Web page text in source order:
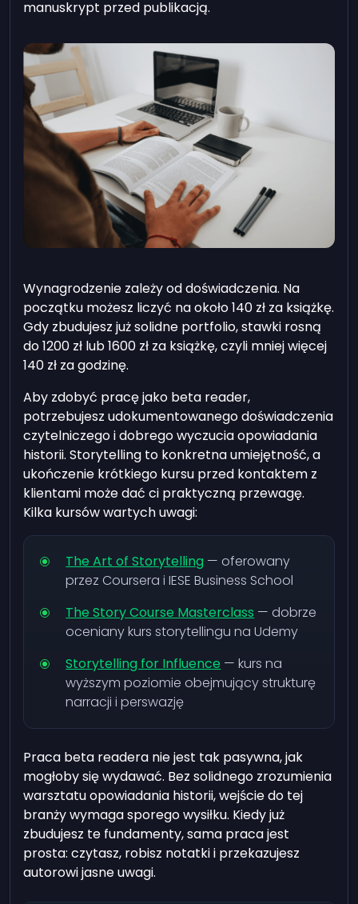
manuskrypt przed publikacją.
Wynagrodzenie zależy od doświadczenia. Na
początku możesz liczyć na około 140 zł za książkę.
Gdy zbudujesz już solidne portfolio, stawki rosną
do 1200 zł lub 1600 zł za książkę, czyli mniej więcej
140 zł za godzinę.
Aby zdobyć pracę jako beta reader,
potrzebujesz udokumentowanego doświadczenia
czytelniczego i dobrego wyczucia opowiadania
historii. Storytelling to konkretna umiejętność, a
ukończenie krótkiego kursu przed kontaktem z
klientami może dać ci praktyczną przewagę.
Kilka kursów wartych uwagi:
The Art of Storytelling — oferowany
przez Coursera i IESE Business School
The Story Course Masterclass — dobrze
oceniany kurs storytellingu na Udemy
Storytelling for Influence — kurs na
wyższym poziomie obejmujący strukturę
narracji i perswazję
Praca beta readera nie jest tak pasywna, jak
mogłoby się wydawać. Bez solidnego zrozumienia
warsztatu opowiadania historii, wejście do tej
branży wymaga sporego wysiłku. Kiedy już
zbudujesz te fundamenty, sama praca jest
prosta: czytasz, robisz notatki i przekazujesz
autorowi jasne uwagi.